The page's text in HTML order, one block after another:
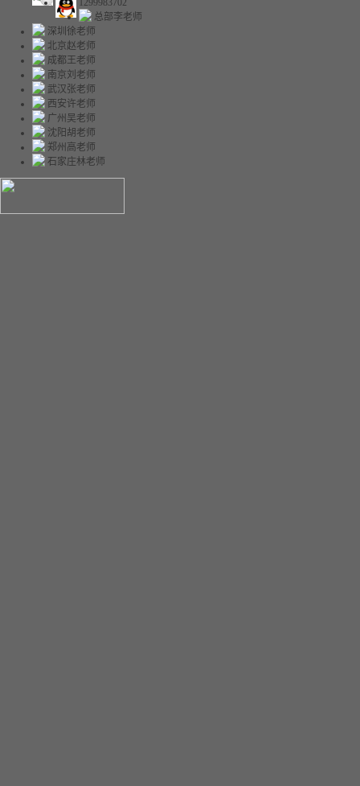
1299983702
总部李老师
深圳徐老师
北京赵老师
成都王老师
南京刘老师
武汉张老师
西安许老师
广州吴老师
沈阳胡老师
郑州高老师
石家庄林老师